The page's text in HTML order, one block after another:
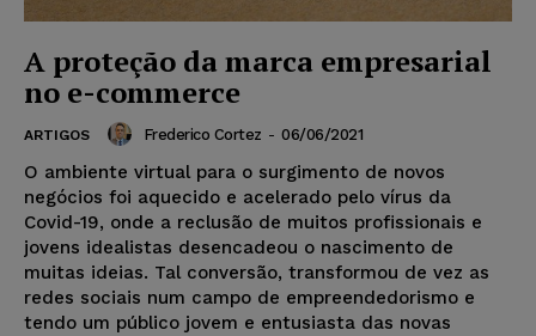
A proteção da marca empresarial
no e-commerce
ARTIGOS Frederico Cortez - 06/06/2021
O ambiente virtual para o surgimento de novos
negócios foi aquecido e acelerado pelo vírus da
Covid-19, onde a reclusão de muitos profissionais e
jovens idealistas desencadeou o nascimento de
muitas ideias. Tal conversão, transformou de vez as
redes sociais num campo de empreendedorismo e
tendo um público jovem e entusiasta das novas